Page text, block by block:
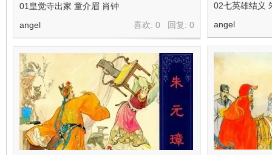
02七英雄结义
angel
01皇觉寺出家 童介眉 肖钟
喜欢: 0 回复: 0
angel